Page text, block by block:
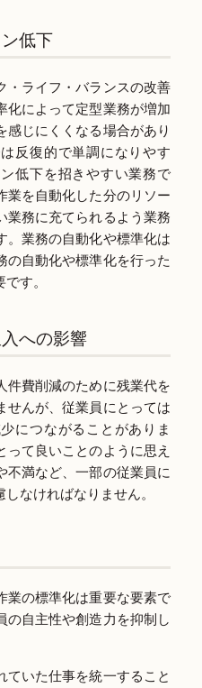
低下
・ライフ・バランスの改善
化によって定型業務が増加
感じにくくなる場合があり
反復的で単調になりやす
低下を招きやすい業務で
業を自動化した分のリソー
業務に充てられるよう業務
。業務の自動化や標準化は
の自動化や標準化を行った
す。
への影響
件費削減のために残業代を
せんが、従業員にとっては
につながることがありま
て良いことのように思え
不満など、一部の従業員に
なければなりません。
業の標準化は重要な要素で
の自主性や創造力を抑制し
ていた仕事を統一すること